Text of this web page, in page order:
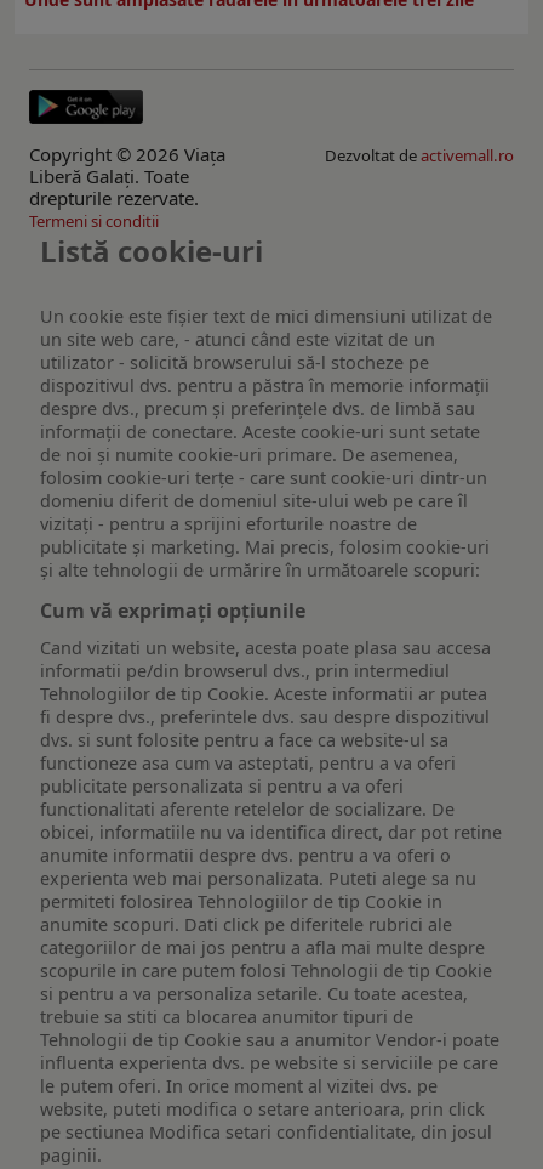
Copyright © 2026 Viaţa
Liberă Galaţi. Toate
drepturile rezervate.
Dezvoltat deactivemall.ro
Termeni si conditii
Listă cookie-uri
Un cookie este fişier text de mici dimensiuni utilizat de
un site web care, - atunci când este vizitat de un
utilizator - solicită browserului să-l stocheze pe
dispozitivul dvs. pentru a păstra în memorie informații
despre dvs., precum și preferințele dvs. de limbă sau
informații de conectare. Aceste cookie-uri sunt setate
de noi și numite cookie-uri primare. De asemenea,
folosim cookie-uri terțe - care sunt cookie-uri dintr-un
domeniu diferit de domeniul site-ului web pe care îl
vizitați - pentru a sprijini eforturile noastre de
publicitate și marketing. Mai precis, folosim cookie-uri
și alte tehnologii de urmărire în următoarele scopuri:
Cum vă exprimați opțiunile
Cand vizitati un website, acesta poate plasa sau accesa
informatii pe/din browserul dvs., prin intermediul
Tehnologiilor de tip Cookie. Aceste informatii ar putea
fi despre dvs., preferintele dvs. sau despre dispozitivul
dvs. si sunt folosite pentru a face ca website-ul sa
functioneze asa cum va asteptati, pentru a va oferi
publicitate personalizata si pentru a va oferi
functionalitati aferente retelelor de socializare. De
obicei, informatiile nu va identifica direct, dar pot retine
anumite informatii despre dvs. pentru a va oferi o
experienta web mai personalizata. Puteti alege sa nu
permiteti folosirea Tehnologiilor de tip Cookie in
anumite scopuri. Dati click pe diferitele rubrici ale
categoriilor de mai jos pentru a afla mai multe despre
scopurile in care putem folosi Tehnologii de tip Cookie
si pentru a va personaliza setarile. Cu toate acestea,
trebuie sa stiti ca blocarea anumitor tipuri de
Tehnologii de tip Cookie sau a anumitor Vendor-i poate
influenta experienta dvs. pe website si serviciile pe care
le putem oferi. In orice moment al vizitei dvs. pe
website, puteti modifica o setare anterioara, prin click
pe sectiunea Modifica setari confidentialitate, din josul
paginii.